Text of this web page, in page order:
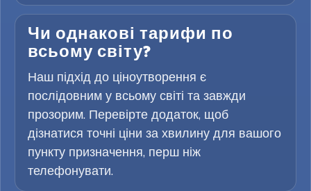
Чи однакові тарифи по
всьому світу?
Наш підхід до ціноутворення є
послідовним у всьому світі та завжди
прозорим. Перевірте додаток, щоб
дізнатися точні ціни за хвилину для вашого
пункту призначення, перш ніж
телефонувати.